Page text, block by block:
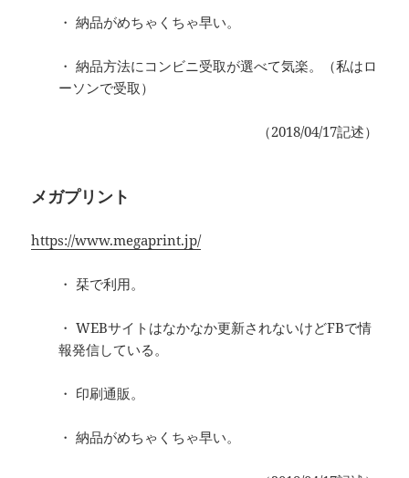
・ 納品がめちゃくちゃ早い。
・ 納品方法にコンビニ受取が選べて気楽。（私はロ
ーソンで受取）
（2018/04/17記述）
メガプリント
https://www.megaprint.jp/
・ 栞で利用。
・ WEBサイトはなかなか更新されないけどFBで情
報発信している。
・ 印刷通販。
・ 納品がめちゃくちゃ早い。